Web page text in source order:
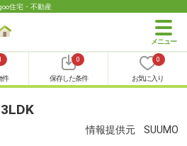
住宅・不動産
件
0
保存した条件
0
お気に入り
情報提供元 SUUMO